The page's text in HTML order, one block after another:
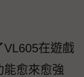
在遊戲
能愈來愈強